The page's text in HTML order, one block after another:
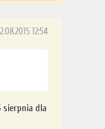
12:54
sierpnia dla